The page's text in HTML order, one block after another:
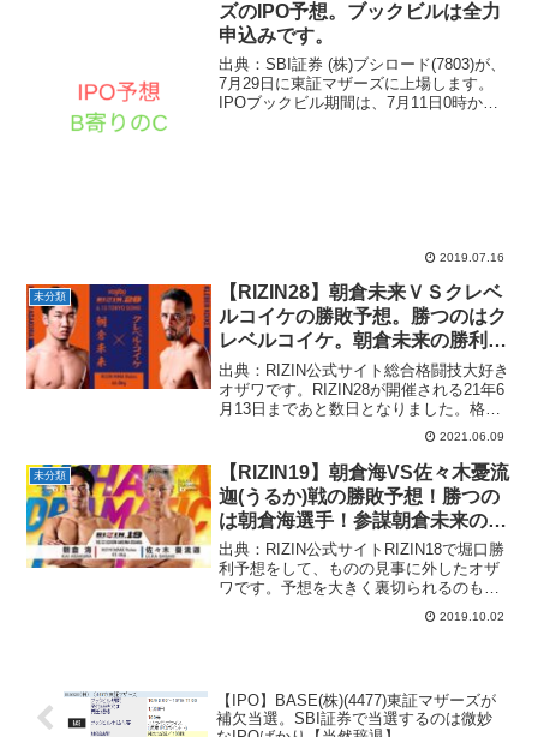
ズのIPO予想。ブックビルは全力
申込みです。
出典：SBI証券 (株)ブシロード(7803)が、
7月29日に東証マザーズに上場します。
IPOブックビル期間は、7月11日0時から7
2019.07.16
未分類
【RIZIN28】朝倉未来ＶＳクレベ
ルコイケの勝敗予想。勝つのはク
レベルコイケ。朝倉未来の勝利の
可能性は？
出典：RIZIN公式サイト総合格闘技大好き
オザワです。RIZIN28が開催される21年6
月13日まであと数日となりました。格闘
技の醍醐味と言えば、一瞬で明暗が分か
れる緊張感が挙げられるでしょう。どれ
だけ練習しても、どれだけその試合に対
する想...
2021.06.09
未分類
【RIZIN19】朝倉海VS佐々木憂流
迦(うるか)戦の勝敗予想！勝つの
は朝倉海選手！参謀朝倉未来の作
戦はまたも炸裂するのか！
出典：RIZIN公式サイトRIZIN18で堀口勝
利予想をして、ものの見事に外したオザ
ワです。予想を大きく裏切られるのも格
闘技の醍醐味とはいえ、RIZIN18の結末は
衝撃的でした。その衝撃の中心にいたの
2019.10.02
【IPO】BASE(株)(4477)東証マザーズが
補欠当選。SBI証券で当選するのは微妙